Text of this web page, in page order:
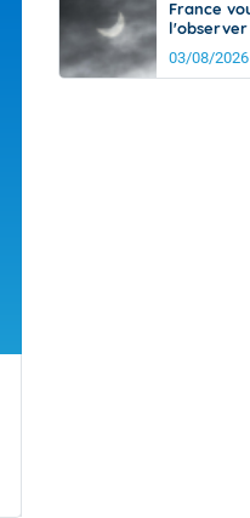
France
l'observer
03/08/2026